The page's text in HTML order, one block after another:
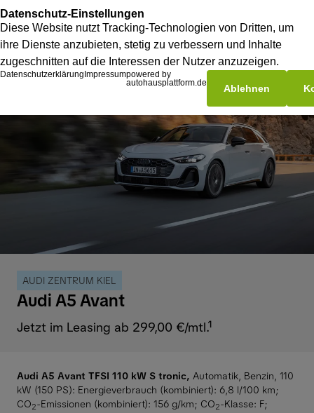
AUDI ZENTRUM KIEL
Audi A5 Avant
Jetzt im Leasing ab 299,00 €/mtl.¹
Audi A5 Avant TFSI 110 kW S tronic, Automatik, Benzin, 110
kW (150 PS): Energieverbrauch (kombiniert): 6,8 l/100 km;
CO2-Emissionen (kombiniert): 156 g/km; CO2-Klasse: F;